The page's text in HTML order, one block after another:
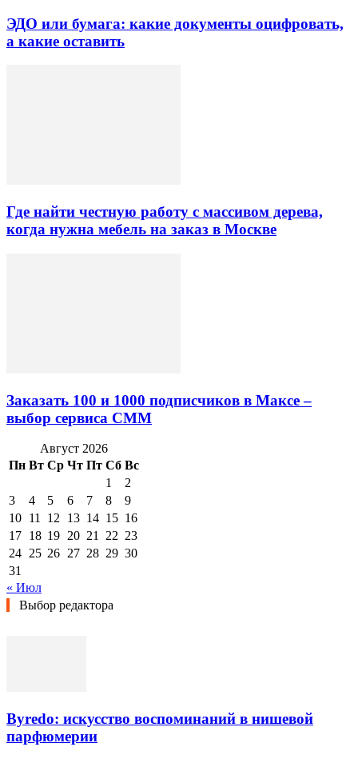
ЭДО или бумага: какие документы оцифровать,
а какие оставить
Где найти честную работу с массивом дерева,
когда нужна мебель на заказ в Москве
Заказать 100 и 1000 подписчиков в Максе –
выбор сервиса СММ
Август 2026
Пн Вт Ср Чт Пт Сб Вс
1
2
3
4 5 6 7 8
9
10 11 12 13 14 15 16
17 18 19 20 21 22 23
24 25 26 27 28 29 30
31
« Июл
Выбор редактора
Byredo: искусство воспоминаний в нишевой
парфюмерии